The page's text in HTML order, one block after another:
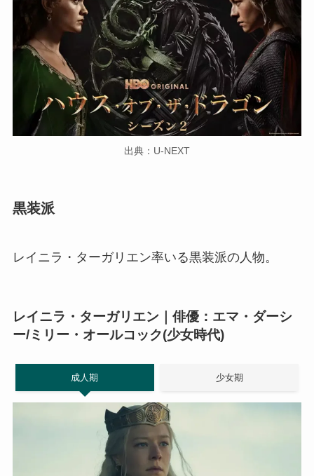
出典：U-NEXT
黒装派
レイニラ・ターガリエン率いる黒装派の人物。
レイニラ・ターガリエン｜俳優：エマ・ダーシ
ー/ミリー・オールコック(少女時代)
成人期 少女期